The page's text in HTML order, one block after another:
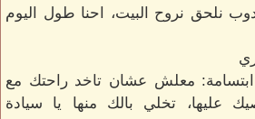
نلحق نروح البيت، احنا طول اليوم
معلش عشان تاخد راحتك مع
عليها، تخلي بالك منها يا سيادة